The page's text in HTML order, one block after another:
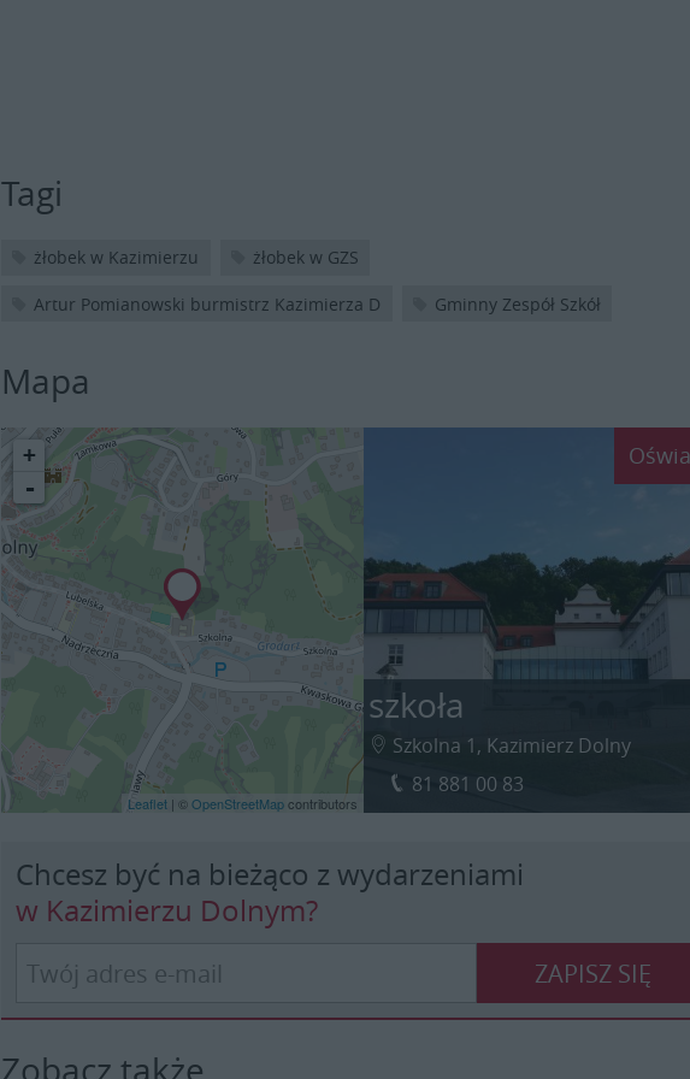
Tagi
żłobek w Kazimierzu żłobek w GZS
Artur Pomianowski burmistrz Kazimierza D Gminny Zespół Szkół
Mapa
+
-
Leaflet| ©OpenStreetMapcontributors
szkoła
Szkolna 1, Kazimierz Dolny
81 881 00 83
Chcesz być na bieżąco z wydarzeniami
w Kazimierzu Dolnym?
ZAPISZ SIĘ